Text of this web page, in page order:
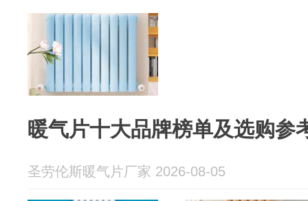
暖气片十大品牌榜单及选购参
圣劳伦斯暖气片厂家 2026-08-05